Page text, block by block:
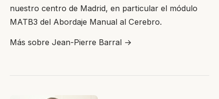
nuestro centro de Madrid, en particular el módulo
MATB3 del Abordaje Manual al Cerebro.
Más sobre Jean-Pierre Barral →